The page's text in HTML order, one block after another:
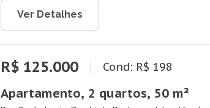
Ver Detalhes
R$ 125.000 Cond: R$ 198
Apartamento, 2 quartos, 50 m²